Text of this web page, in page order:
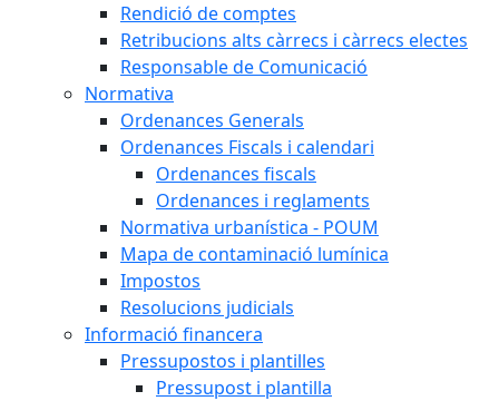
Rendició de comptes
Retribucions alts càrrecs i càrrecs electes
Responsable de Comunicació
Normativa
Ordenances Generals
Ordenances Fiscals i calendari
Ordenances fiscals
Ordenances i reglaments
Normativa urbanística - POUM
Mapa de contaminació lumínica
Impostos
Resolucions judicials
Informació financera
Pressupostos i plantilles
Pressupost i plantilla